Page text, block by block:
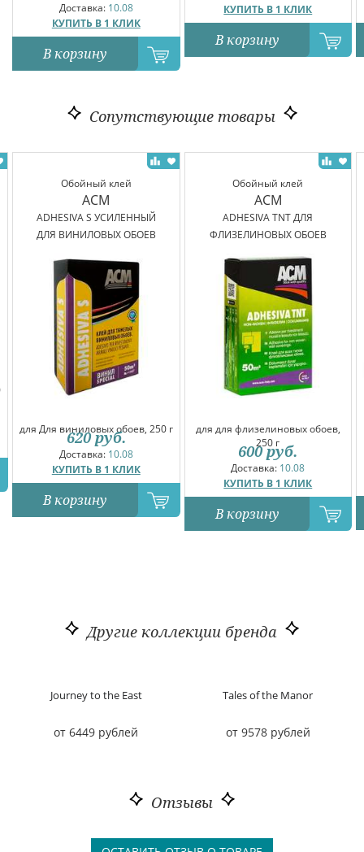
Доставка: 10.08
КУПИТЬ В 1 КЛИК
В корзину
КУПИТЬ В 1 КЛИК
В корзину
Сопутствующие товары
Обойный клей
ACM
ADHESIVA S УСИЛЕННЫЙ
ДЛЯ ВИНИЛОВЫХ ОБОЕВ
для Для виниловых обоев, 250 г
Доставка: 10.08
КУПИТЬ В 1 КЛИК
620 руб.
В корзину
Обойный клей
ACM
ADHESIVA TNT ДЛЯ
ФЛИЗЕЛИНОВЫХ ОБОЕВ
для для флизелиновых обоев,
250 г
Доставка: 10.08
КУПИТЬ В 1 КЛИК
600 руб.
В корзину
Другие коллекции бренда
Journey to the East
от 6449 рублей
Tales of the Manor
от 9578 рублей
Отзывы